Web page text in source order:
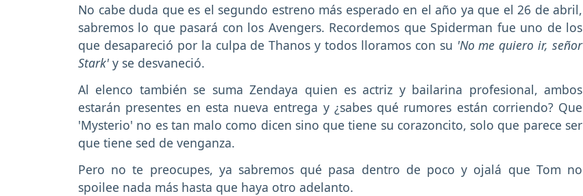
No cabe duda que es el segundo estreno más esperado en el año ya que el 26 de abril,
sabremos lo que pasará con los Avengers. Recordemos que Spiderman fue uno de los
que desapareció por la culpa de Thanos y todos lloramos con su 'No me quiero ir, señor
Stark' y se desvaneció.
Al elenco también se suma Zendaya quien es actriz y bailarina profesional, ambos
estarán presentes en esta nueva entrega y ¿sabes qué rumores están corriendo? Que
'Mysterio' no es tan malo como dicen sino que tiene su corazoncito, solo que parece ser
que tiene sed de venganza.
Pero no te preocupes, ya sabremos qué pasa dentro de poco y ojalá que Tom no
spoilee nada más hasta que haya otro adelanto.